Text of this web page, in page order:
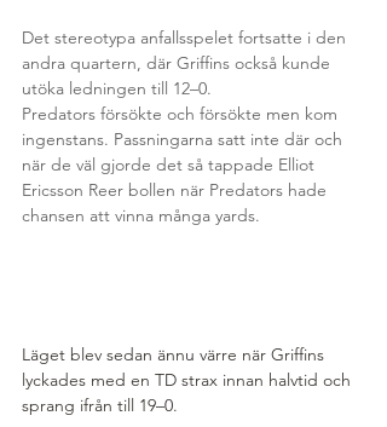
Det stereotypa anfallsspelet fortsatte i den
andra quartern, där Griffins också kunde
utöka ledningen till 12–0.
Predators försökte och försökte men kom
ingenstans. Passningarna satt inte där och
när de väl gjorde det så tappade Elliot
Ericsson Reer bollen när Predators hade
chansen att vinna många yards.
Läget blev sedan ännu värre när Griffins
lyckades med en TD strax innan halvtid och
sprang ifrån till 19–0.